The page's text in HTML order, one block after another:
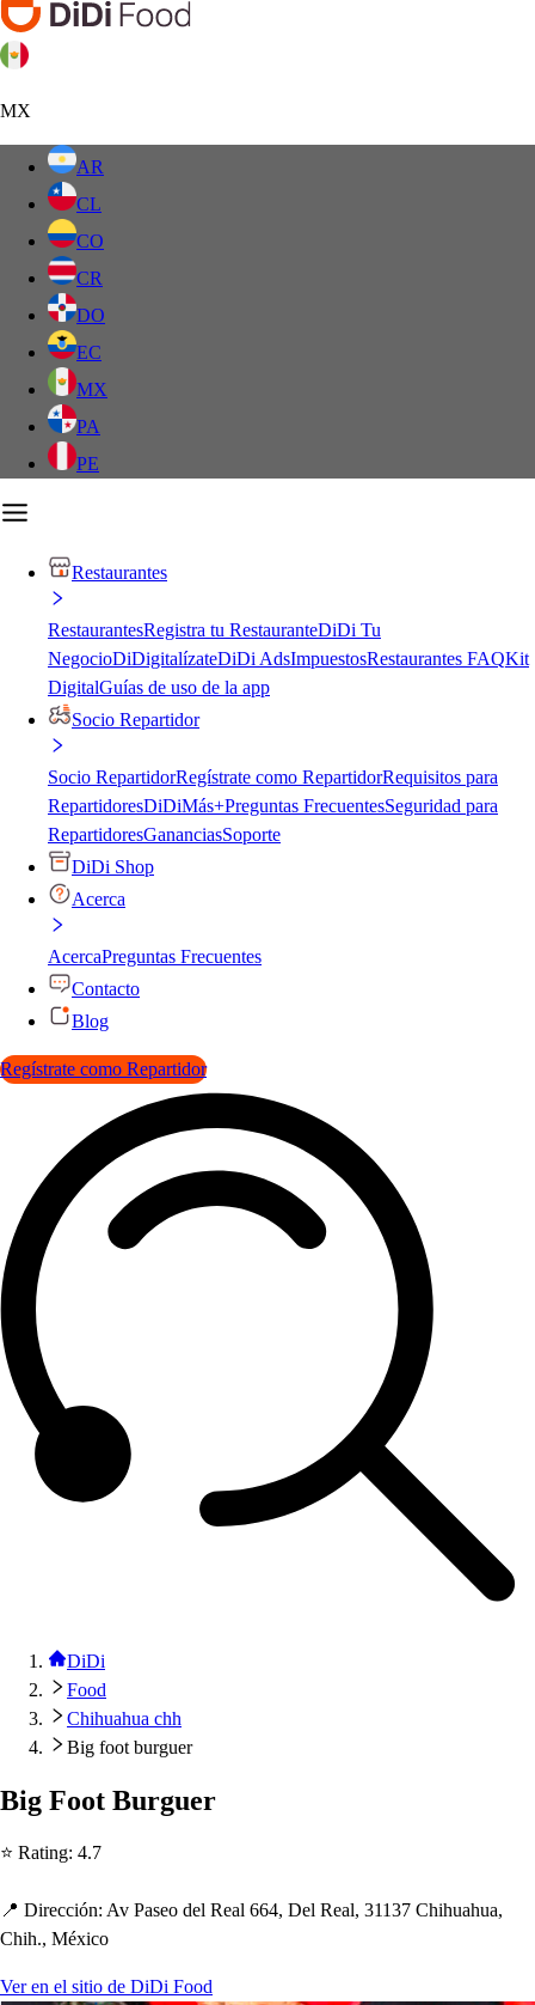
MX
AR
CL
CO
CR
DO
EC
MX
PA
PE
Restaurantes
RestaurantesRegistra tu RestauranteDiDi Tu
NegocioDiDigitalízateDiDi AdsImpuestosRestaurantes FAQKit
DigitalGuías de uso de la app
Socio Repartidor
Socio RepartidorRegístrate como RepartidorRequisitos para
RepartidoresDiDiMás+Preguntas FrecuentesSeguridad para
RepartidoresGananciasSoporte
DiDi Shop
Acerca
AcercaPreguntas Frecuentes
Contacto
Blog
Regístrate como Repartidor
DiDi
Food
Chihuahua chh
Big foot burguer
Big Foot Burguer
⭐ Rating: 4.7
📍 Dirección: Av Paseo del Real 664, Del Real, 31137 Chihuahua,
Chih., México
Ver en el sitio de DiDi Food